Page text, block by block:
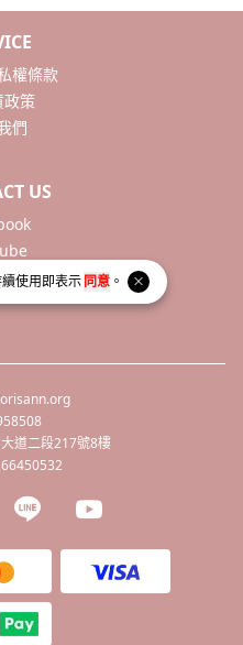
使用即表示同意 。
權條款
政策
們
US
道二段217號8樓
page
Line pageYoutube page